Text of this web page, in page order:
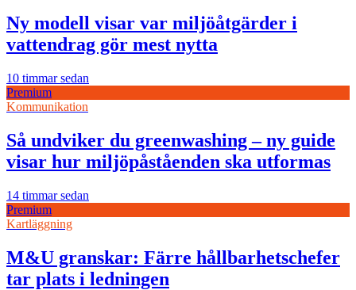
Ny modell visar var miljöåtgärder i
vattendrag gör mest nytta
10 timmar sedan
Premium
Kommunikation
Så undviker du greenwashing – ny guide
visar hur miljöpåståenden ska utformas
14 timmar sedan
Premium
Kartläggning
M&U granskar: Färre hållbarhetschefer
tar plats i ledningen